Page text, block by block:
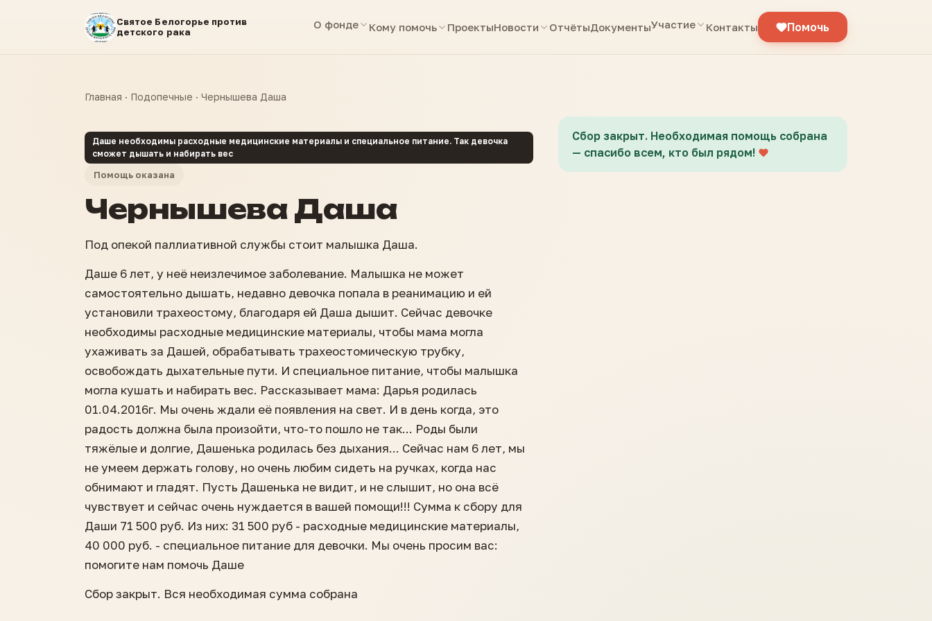
Святое Белогорье против
детского рака
О фонде Кому помочь ПроектыНовости ОтчётыДокументыУчастие Контакты Помочь
Главная · Подопечные · Чернышева Даша
Даше необходимы расходные медицинские материалы и специальное питание. Так девочка
сможет дышать и набирать вес
Помощь оказана
Чернышева Даша
Под опекой паллиативной службы стоит малышка Даша.
Даше 6 лет, у неё неизлечимое заболевание. Малышка не может
самостоятельно дышать, недавно девочка попала в реанимацию и ей
установили трахеостому, благодаря ей Даша дышит. Сейчас девочке
необходимы расходные медицинские материалы, чтобы мама могла
ухаживать за Дашей, обрабатывать трахеостомическую трубку,
освобождать дыхательные пути. И специальное питание, чтобы малышка
могла кушать и набирать вес. Рассказывает мама: Дарья родилась
01.04.2016г. Мы очень ждали её появления на свет. И в день когда, это
радость должна была произойти, что-то пошло не так... Роды были
тяжёлые и долгие, Дашенька родилась без дыхания... Сейчас нам 6 лет, мы
не умеем держать голову, но очень любим сидеть на ручках, когда нас
обнимают и гладят. Пусть Дашенька не видит, и не слышит, но она всё
чувствует и сейчас очень нуждается в вашей помощи!!! Сумма к сбору для
Даши 71 500 руб. Из них: 31 500 руб - расходные медицинские материалы,
40 000 руб. - специальное питание для девочки. Мы очень просим вас:
помогите нам помочь Даше
Сбор закрыт. Вся необходимая сумма собрана
Сбор закрыт. Необходимая помощь собрана
— спасибо всем, кто был рядом!